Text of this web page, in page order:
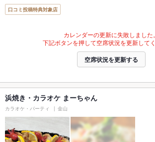
口コミ投稿特典対象店
カレンダーの更新に失敗しました。
下記ボタンを押して空席状況を更新してく
空席状況を更新する
浜焼き・カラオケ まーちゃん
カラオケ・パーティ 金山